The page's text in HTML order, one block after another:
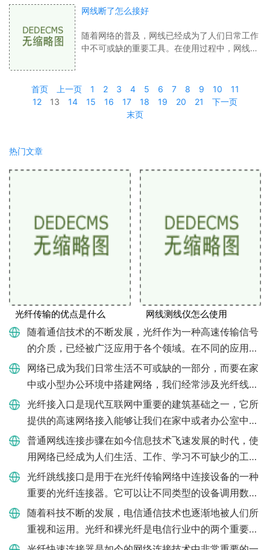
网线断了怎么接好
随着网络的普及，网线已经成为了人们日常工作
中不可或缺的重要工具。在使用过程中，网线断
首页
上一页 1 2 3 4 5 6 7 8 9 10
11
12
13 14 15 16 17 18 19 20 21
下一页
末页
热门文章
光纤传输的优点是什么 网线测线仪怎么使用
随着通信技术的不断发展，光纤作为一种高速传输信号
的介质，已经被广泛应用于各个领域。在不同的应用场
景中，选择适合的光纤类型显得尤为重要。在光纤领域
中，我们通常将光纤
网络已成为我们日常生活不可或缺的一部分，而要在家
中或小型办公环境中搭建网络，我们经常涉及光纤线和
网线的接口，本文将分别探讨光纤线和网线的连接方
法。光纤线连接方式
光纤接入口是现代互联网中重要的建筑基础之一，它所
提供的高速网络接入能够让我们在家中或者办公室中享
受到更稳定、更高速的网络连接。那么光纤接入口究竟
是如何接的呢？光纤
普通网线连接步骤在如今信息技术飞速发展的时代，使
用网络已经成为人们生活、工作、学习不可缺少的工
具。而网络连接，需要使用到各式各样的电缆，其中最
常见的莫过于普通网线
光纤跳线接口是用于在光纤传输网络中连接设备的一种
重要的光纤连接器。它可以让不同类型的设备调用数据
和信号，从而在光纤网络中实现高效的数据传输。光纤
跳线接口也是应用于
随着科技不断的发展，电信通信技术也逐渐地被人们所
重视和运用。光纤和裸光纤是电信行业中的两个重要概
念。两者都是将信息通过光信号的形式传输，但是它们